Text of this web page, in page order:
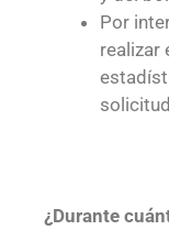
Por
realizar
¿Durante